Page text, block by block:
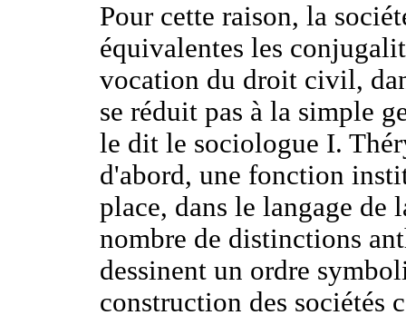
Pour cette raison, la
équivalentes les
vocation du droit civil,
se réduit pas à la simple
le dit le sociologue I.
d'abord, une fonction
place, dans le langage de
nombre de distinctions
dessinent un ordre
construction des sociétés